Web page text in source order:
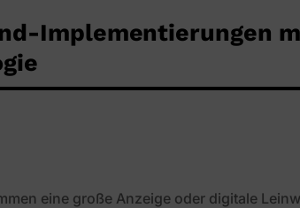
Implementierungen
eine große Anzeige oder digitale